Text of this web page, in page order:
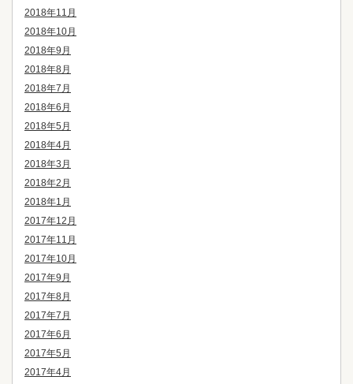
2018年11月
2018年10月
2018年9月
2018年8月
2018年7月
2018年6月
2018年5月
2018年4月
2018年3月
2018年2月
2018年1月
2017年12月
2017年11月
2017年10月
2017年9月
2017年8月
2017年7月
2017年6月
2017年5月
2017年4月